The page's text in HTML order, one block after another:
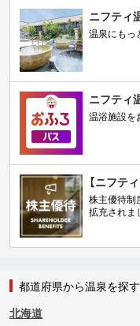
ニフティ
温泉にもっ
ニフティ
温浴施設を
【ニフテ
株主優待制
拡充されま
都道府県から温泉を探す
北海道